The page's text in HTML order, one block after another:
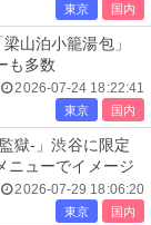
東京 国内
山泊小籠湯包」
も多数
2026-07-24 18:22:41
東京 国内
獄-」渋谷に限定
ニューでイメージ
2026-07-29 18:06:20
東京 国内